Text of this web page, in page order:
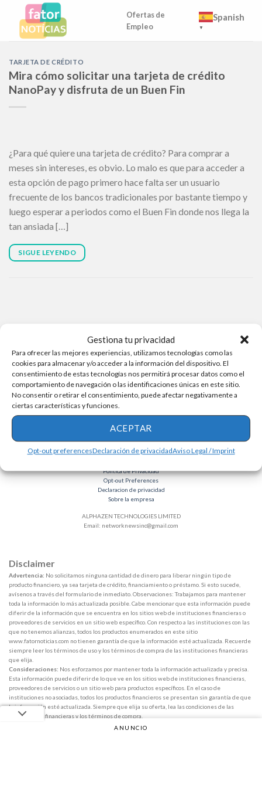
Gestiona tu privacidad
Para ofrecer las mejores experiencias, utilizamos tecnologías como las
cookies para almacenar y/o acceder a la información del dispositivo. El
consentimiento de estas tecnologías nos permitirá procesar datos como el
comportamiento de navegación o las identificaciones únicas en este sitio.
No consentir o retirar el consentimiento, puede afectar negativamente a
ciertas características y funciones.
ACEPTAR
Opt-out preferencesDeclaración de privacidadAviso Legal / Imprint
content
Ofertas de
Empleo
Spanish
▼
TARJETA DE CRÉDITO
Mira cómo solicitar una tarjeta de crédito
NanoPay y disfruta de un Buen Fin
¿Para qué quiere una tarjeta de crédito? Para comprar a
meses sin intereses, es obvio. Lo malo es que para acceder a
esta opción de pago primero hace falta ser un usuario
frecuente de los bancos tradicionales por bastante tiempo y
luego esperar a periodos como el Buen Fin donde nos llega la
tan ansiada […]
SIGUE LEYENDO
Política de Privacidad
Opt-out Preferences
Declaracion de privacidad
Sobre la empresa
ALPHAZEN TECHNOLOGIES LIMITED
Email: networknewsinc@gmail.com
Disclaimer
Advertencia: No solicitamos ninguna cantidad de dinero para liberar ningún tipo de
producto financiero, ya sea tarjeta de crédito, financiamiento o préstamo. Si esto sucede,
avísenos a través del formulario de inmediato. Observaciones: Trabajamos para mantener
toda la información lo más actualizada posible. Cabe mencionar que esta información puede
diferir de la información que se encuentra en los sitios web de instituciones financieras o
proveedores de servicios en un sitio web específico. Con respecto a las instituciones con las
que no tenemos alianzas, todos los productos enumerados en este sitio
www.fatornoticias.com no tienen garantía de que la información esté actualizada. Recuerde
siempre leer los términos de uso y los términos de compra de las instituciones financieras
que elija.
Consideraciones: Nos esforzamos por mantener toda la información actualizada y precisa.
Esta información puede diferir de lo que ve en los sitios web de instituciones financieras,
proveedores de servicios o un sitio web para productos específicos. En el caso de
instituciones no asociadas, todos los productos financieros se presentan sin garantía de que
la información esté actualizada. Siempre que elija su oferta, lea las condiciones de las
instituciones financieras y los términos de compra.
ANUNCIO